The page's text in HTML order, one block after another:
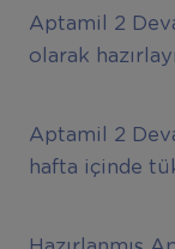
Aptamil 2
olarak
Aptamil 2
hafta içinde